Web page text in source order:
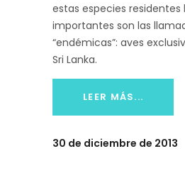
estas especies residentes
importantes son las
“endémicas”: aves
Sri Lanka.
LEER MÁS...
30 de diciembre de 2013